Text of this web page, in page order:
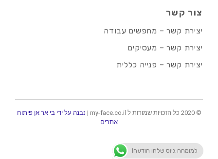
צור קשר
יצירת קשר – מחפשים עבודה
יצירת קשר – מעסיקים
יצירת קשר – פנייה כללית
© 2020 כל הזכויות שמורות ל my-face.co.il |
נבנה על ידי בי אר אן פיתוח
אתרים
למומחה גיוס שלחו הודעה!